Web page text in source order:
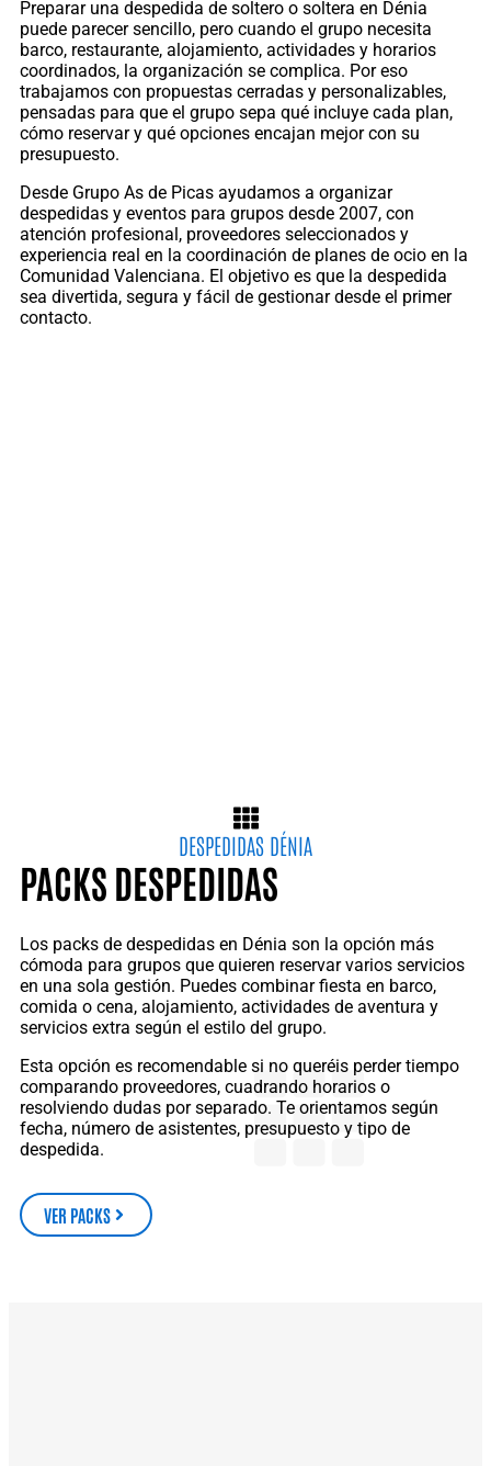
Preparar una despedida de soltero o soltera en Dénia
puede parecer sencillo, pero cuando el grupo necesita
barco, restaurante, alojamiento, actividades y horarios
coordinados, la organización se complica. Por eso
trabajamos con propuestas cerradas y personalizables,
pensadas para que el grupo sepa qué incluye cada plan,
cómo reservar y qué opciones encajan mejor con su
presupuesto.
Desde Grupo As de Picas ayudamos a organizar
despedidas y eventos para grupos desde 2007, con
atención profesional, proveedores seleccionados y
experiencia real en la coordinación de planes de ocio en la
Comunidad Valenciana. El objetivo es que la despedida
sea divertida, segura y fácil de gestionar desde el primer
contacto.
DESPEDIDAS DÉNIA
PACKS DESPEDIDAS
Los packs de despedidas en Dénia son la opción más
cómoda para grupos que quieren reservar varios servicios
en una sola gestión. Puedes combinar fiesta en barco,
comida o cena, alojamiento, actividades de aventura y
servicios extra según el estilo del grupo.
Esta opción es recomendable si no queréis perder tiempo
comparando proveedores, cuadrando horarios o
resolviendo dudas por separado. Te orientamos según
fecha, número de asistentes, presupuesto y tipo de
despedida.
VER PACKS